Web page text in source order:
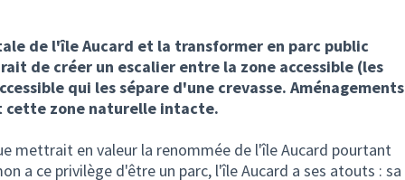
de l'île Aucard et la transformer en parc public
de créer un escalier entre la zone accessible (les
qui les sépare d'une crevasse. Aménagements
cette zone naturelle intacte.
mettrait en valeur la renommée de l'île Aucard pourtant
a ce privilège d'être un parc, l'île Aucard a ses atouts : sa